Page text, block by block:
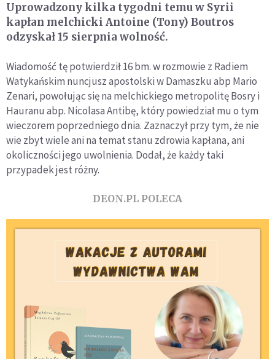
Uprowadzony kilka tygodni temu w Syrii
kapłan melchicki Antoine (Tony) Boutros
odzyskał 15 sierpnia wolność.
Wiadomość tę potwierdził 16 bm. w rozmowie z Radiem
Watykańskim nuncjusz apostolski w Damaszku abp Mario
Zenari, powołując się na melchickiego metropolitę Bosry i
Hauranu abp. Nicolasa Antibę, który powiedział mu o tym
wieczorem poprzedniego dnia. Zaznaczył przy tym, że nie
wie zbyt wiele ani na temat stanu zdrowia kapłana, ani
okoliczności jego uwolnienia. Dodał, że każdy taki
przypadek jest różny.
DEON.PL POLECA